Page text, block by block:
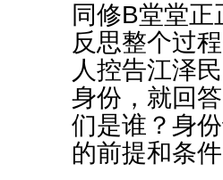
同修B堂堂
反思整个过
人控告江泽
身份，就回
们是谁？身
的前提和条